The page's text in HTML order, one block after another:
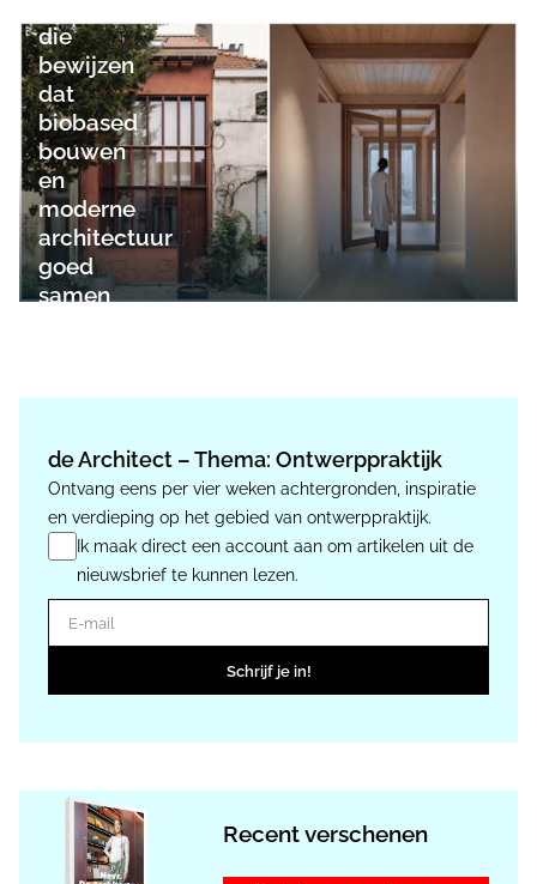
die
bewijzen
dat
biobased
bouwen
en
moderne
architectuur
goed
samen
de Architect – Thema: Ontwerppraktijk
Ontvang eens per vier weken achtergronden, inspiratie
en verdieping op het gebied van ontwerppraktijk.
Ik maak direct een account aan om artikelen uit de
nieuwsbrief te kunnen lezen.
E-mail
Schrijf je in!
Recent verschenen